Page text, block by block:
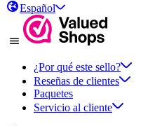
Español
¿Por qué este sello?
Reseñas de clientes
Paquetes
Servicio al cliente